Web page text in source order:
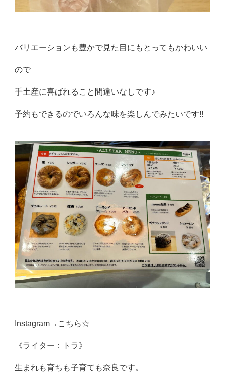
バリエーションも豊かで見た目にもとってもかわいい
ので
手土産に喜ばれること間違いなしです♪
予約もできるのでいろんな味を楽しんでみたいです!!
Instagram→ こちら☆
《ライター：トラ》
生まれも育ちも子育ても奈良です。